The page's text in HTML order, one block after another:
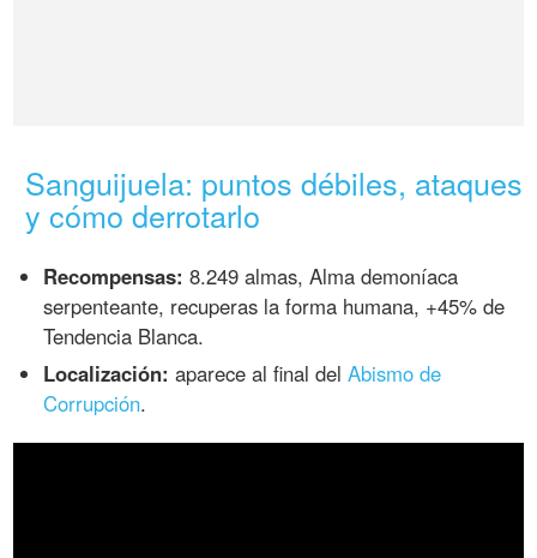
Sanguijuela: puntos débiles, ataques
y cómo derrotarlo
Recompensas: 8.249 almas, Alma demoníaca
serpenteante, recuperas la forma humana, +45% de
Tendencia Blanca.
Localización: aparece al final delAbismo de
Corrupción.